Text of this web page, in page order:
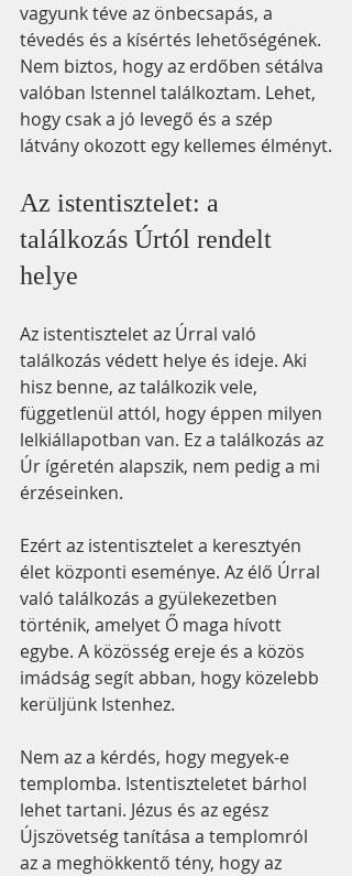
vagyunk téve az önbecsapás, a
tévedés és a kísértés lehetőségének.
Nem biztos, hogy az erdőben sétálva
valóban Istennel találkoztam. Lehet,
hogy csak a jó levegő és a szép
látvány okozott egy kellemes élményt.
Az istentisztelet: a
találkozás Úrtól rendelt
helye
Az istentisztelet az Úrral való
találkozás védett helye és ideje. Aki
hisz benne, az találkozik vele,
függetlenül attól, hogy éppen milyen
lelkiállapotban van. Ez a találkozás az
Úr ígéretén alapszik, nem pedig a mi
érzéseinken.
Ezért az istentisztelet a keresztyén
élet központi eseménye. Az élő Úrral
való találkozás a gyülekezetben
történik, amelyet Ő maga hívott
egybe. A közösség ereje és a közös
imádság segít abban, hogy közelebb
kerüljünk Istenhez.
Nem az a kérdés, hogy megyek-e
templomba. Istentiszteletet bárhol
lehet tartani. Jézus és az egész
Újszövetség tanítása a templomról
az a meghökkentő tény, hogy az